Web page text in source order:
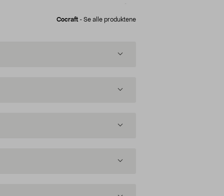
Cocraft - Se alle produktene